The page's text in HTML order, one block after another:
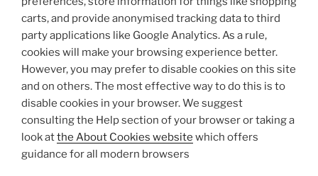
carts, and provide anonymised tracking data to third
party applications like Google Analytics. As a rule,
cookies will make your browsing experience better.
However, you may prefer to disable cookies on this site
and on others. The most effective way to do this is to
disable cookies in your browser. We suggest
consulting the Help section of your browser or taking a
look atthe About Cookies website which offers
guidance for all modern browsers